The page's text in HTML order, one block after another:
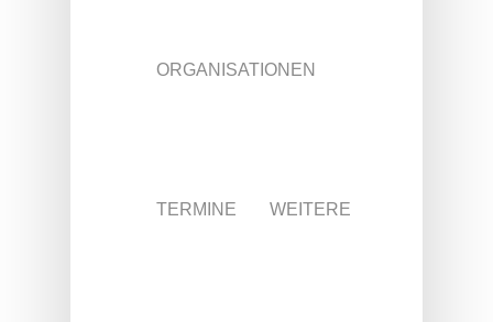
ORGANISATIONEN
TERMINE WEITERE